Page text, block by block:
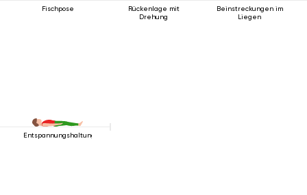
Fischpose
Rückenlage mit
Drehung
Beinstreckungen im
Liegen
Entspannungshaltung